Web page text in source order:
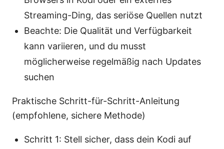
Streaming-Ding, das seriöse Quellen nutzt
Beachte: Die Qualität und Verfügbarkeit
kann variieren, und du musst
möglicherweise regelmäßig nach Updates
suchen
Praktische Schritt-für-Schritt-Anleitung
(empfohlene, sichere Methode)
Schritt 1: Stell sicher, dass dein Kodi auf